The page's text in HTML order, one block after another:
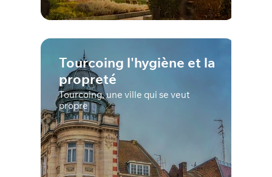
Tourcoing l'hygiène et la
propreté
Tourcoing, une ville qui se veut
propre